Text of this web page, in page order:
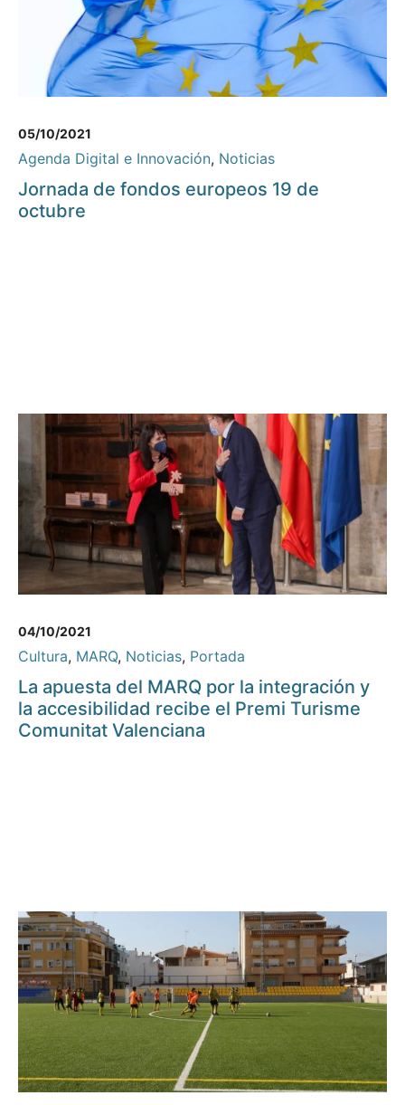
05/10/2021
Agenda Digital e Innovación, Noticias
Jornada de fondos europeos 19 de
octubre
04/10/2021
Cultura, MARQ, Noticias, Portada
La apuesta del MARQ por la integración y
la accesibilidad recibe el Premi Turisme
Comunitat Valenciana